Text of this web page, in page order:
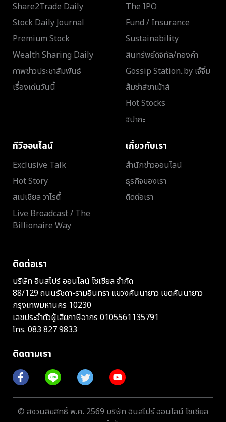
Share2Trade Daily
Stock Daily Journal
Premium Stock
Wealth Sharing Daily
ภาพข่าวประชาสัมพันธ์
เรื่องเด่นวันนี้
The IPO
Fund / Insurance
Sustainability
สินทรัพย์ดิจิทัล/ทองคำ
Gossip Station..by เจ๊จิ๋ม
ส้มซ่าส์ขาเม้าส์
Hot Stocks
จิปาถะ
ทีวีออนไลน์
Exclusive Talk
Hot Story
สเปเชียล วาไรตี้
Live Broadcast / The
Billionaire Way
เกี่ยวกับเรา
สำนักข่าวออนไลน์
ธุรกิจของเรา
ติดต่อเรา
ติดต่อเรา
บริษัท อินสไปร์ ออนไลน์ โซเชียล จำกัด
88/129 ถนนรัชดา-รามอินทรา แขวงคันนายาว เขตคันนายาว
กรุงเทพมหานคร 10230
เลขประจำตัวผู้เสียภาษีอากร 0105561135791
โทร. 083 827 9833
ติดตามเรา
© สงวนลิขสิทธิ์ พ.ศ. 2569 บริษัท อินสไปร์ ออนไลน์ โซเชียล